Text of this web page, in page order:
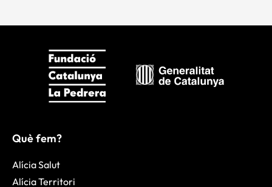
Què fem?
Alícia Salut
Alícia Territori